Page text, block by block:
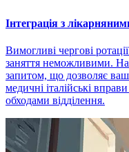
Інтеграція з
Вимогливі чергові
заняття неможливими.
запитом, що дозволяє
медичні італійські
обходами відділення.